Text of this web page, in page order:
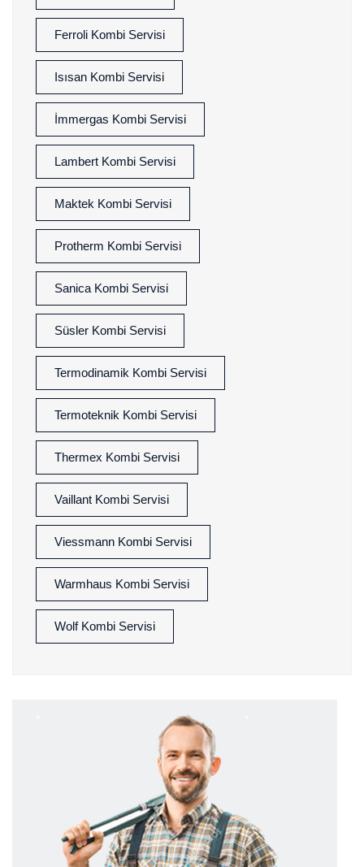
Ferroli Kombi Servisi
Isısan Kombi Servisi
İmmergas Kombi Servisi
Lambert Kombi Servisi
Maktek Kombi Servisi
Protherm Kombi Servisi
Sanica Kombi Servisi
Süsler Kombi Servisi
Termodinamik Kombi Servisi
Termoteknik Kombi Servisi
Thermex Kombi Servisi
Vaillant Kombi Servisi
Viessmann Kombi Servisi
Warmhaus Kombi Servisi
Wolf Kombi Servisi